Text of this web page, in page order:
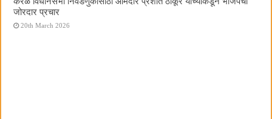
जोरदार प्रचार
20th March 2026